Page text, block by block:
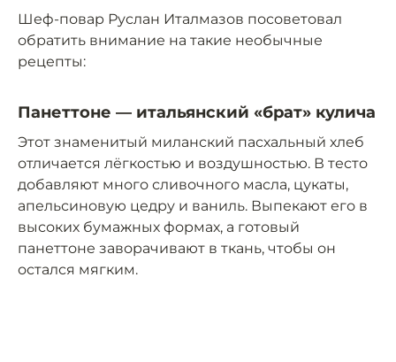
Шеф-повар Руслан Италмазов посоветовал
обратить внимание на такие необычные
рецепты:
Панеттоне — итальянский «брат» кулича
Этот знаменитый миланский пасхальный хлеб
отличается лёгкостью и воздушностью. В тесто
добавляют много сливочного масла, цукаты,
апельсиновую цедру и ваниль. Выпекают его в
высоких бумажных формах, а готовый
панеттоне заворачивают в ткань, чтобы он
остался мягким.